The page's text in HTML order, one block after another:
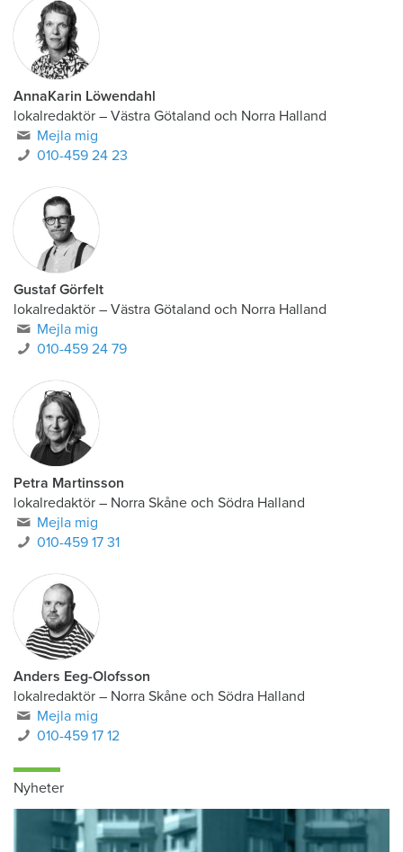
AnnaKarin Löwendahl
lokalredaktör – Västra Götaland och Norra Halland
Mejla mig
010-459 24 23
Gustaf Görfelt
lokalredaktör – Västra Götaland och Norra Halland
Mejla mig
010-459 24 79
Petra Martinsson
lokalredaktör – Norra Skåne och Södra Halland
Mejla mig
010-459 17 31
Anders Eeg-Olofsson
lokalredaktör – Norra Skåne och Södra Halland
Mejla mig
010-459 17 12
Nyheter